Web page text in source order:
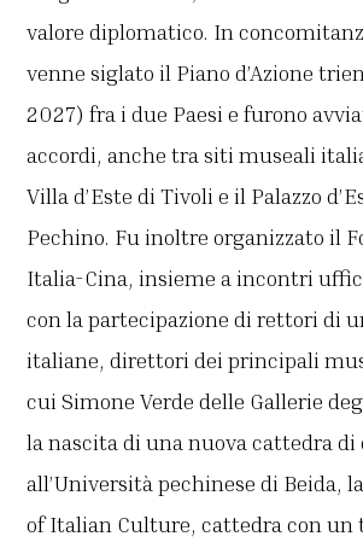
valore diplomatico. In
venne siglato il Piano d’Azione
2027) fra i due Paesi e furono
accordi, anche tra siti museali
Villa d’Este di Tivoli e il Palazzo
Pechino. Fu inoltre organizzato il
Italia-Cina, insieme a incontri
con la partecipazione di rettori di
italiane, direttori dei principali
cui Simone Verde delle Gallerie
la nascita di una nuova cattedra
all’Università pechinese di Beida,
of Italian Culture, cattedra con un